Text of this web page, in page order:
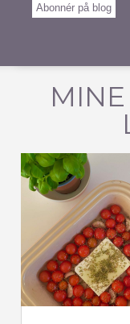
Abonnér på blog